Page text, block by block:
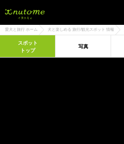
愛犬と旅行 ホーム 犬と楽しめる 旅行/観光スポット 情報
スポット
トップ
写真